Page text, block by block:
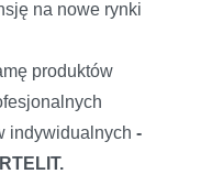
na nowe rynki
produktów
indywidualnych -